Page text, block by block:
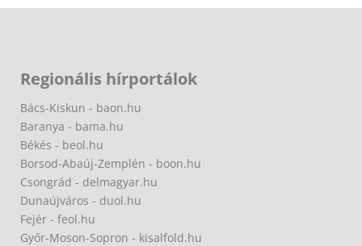
Regionális hírportálok
Bács-Kiskun - baon.hu
Baranya - bama.hu
Békés - beol.hu
Borsod-Abaúj-Zemplén - boon.hu
Csongrád - delmagyar.hu
Dunaújváros - duol.hu
Fejér - feol.hu
Győr-Moson-Sopron - kisalfold.hu